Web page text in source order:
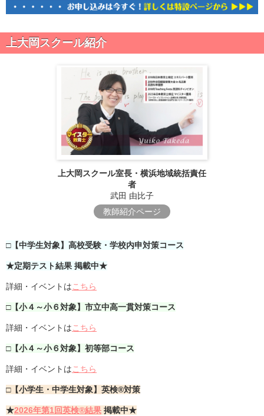
上大岡スクール紹介
上大岡スクール室長・横浜地域統括責任
者
武田 由比子
教師紹介ページ
□【中学生対象】高校受験・学校内申対策コース
★定期テスト結果 掲載中★
詳細・イベントはこちら
□【小４～小６対象】市立中高一貫対策コース
詳細・イベントはこちら
□【小４～小６対象】初等部コース
詳細・イベントはこちら
□【小学生・中学生対象】英検®対策
★2026年第1回英検®結果 掲載中★